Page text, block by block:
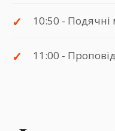
10:50 - Подячні
11:00 -